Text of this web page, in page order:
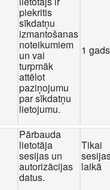
piekritis
sīkdatņu
izmantošanas
noteikumiem
un vai
turpmāk
attēlot
paziņojumu
par sīkdatņu
lietojumu.
1 gads
Pārbauda
lietotāja
sesijas un
autorizācijas
datus.
Tikai
laikā